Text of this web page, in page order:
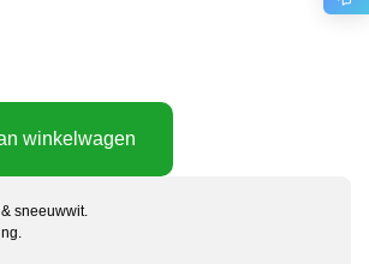
Latex Verf Wit 10L aantal
winkelwagen
sneeuwwit.